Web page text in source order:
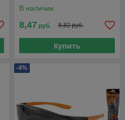
В наличии
8,47 руб. 8,82 руб.
Купить
-4%